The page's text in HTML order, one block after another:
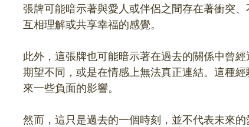
張牌可能暗示著與愛人或伴侶之間存在著衝突
互相理解或共享幸福的感覺。
此外，這張牌也可能暗示著在過去的關係中曾
期望不同，或是在情感上無法真正連結。這種
來一些負面的影響。
然而，這只是過去的一個時刻，並不代表未來